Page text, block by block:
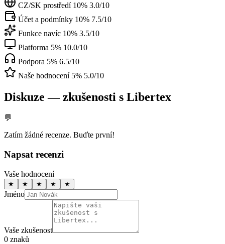
CZ/SK prostředí 10% 3.0/10
Účet a podmínky 10% 7.5/10
Funkce navíc 10% 3.5/10
Platforma 5% 10.0/10
Podpora 5% 6.5/10
Naše hodnocení 5% 5.0/10
Diskuze — zkušenosti s Libertex
💬
Zatím žádné recenze. Buďte první!
Napsat recenzi
Vaše hodnocení
★ ★ ★ ★ ★
Jméno
Vaše zkušenost
0 znaků